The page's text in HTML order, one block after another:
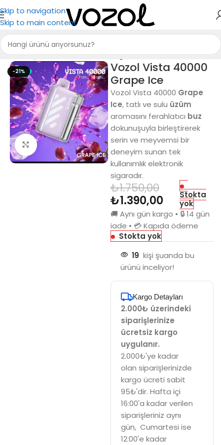
Skip to navigation
Skip to main content
Ana Sayfa Vozol Elektronik Sigara
-21%
Büyütmek için tıkla
Vozol Vista 40000
Grape Ice
Vozol Vista 40000 Grape
Ice, tatlı ve sulu üzüm
aromasını ferahlatıcı buz
dokunuşuyla birleştirerek
serin ve meyvemsi bir
deneyim sunan tek
kullanımlık elektronik
sigaradır.
₺1.750,00
₺1.390,00
Stokta
yok
🚚 Aynı gün kargo • 🔒 14 gün
iade • 💳 Kapıda ödeme
Stokta yok
19 kişi şuanda bu
ürünü inceliyor!
Kargo Detayları
2.000₺ üzerindeki
siparişlerinize
ücretsiz kargo
uygulanır.
2.000₺'ye kadar
olan siparişlerinizde
kargo ücreti sabit
95₺'dir. Hafta içi
16:00'a kadar verilen
siparişleriniz aynı
gün, Cumartesi ise
12:00'e kadar